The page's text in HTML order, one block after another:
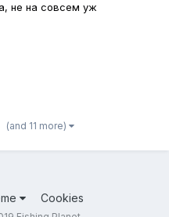
не на совсем уж
в гостеприимных водах
только подставки и
(and 11 more)
Cookies